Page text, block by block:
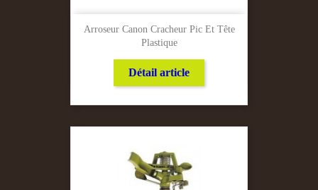
Arroseur Canon Cracheur Pic Et Tête
Plastique
Détail article